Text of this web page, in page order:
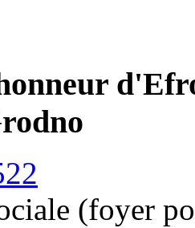
(foyer